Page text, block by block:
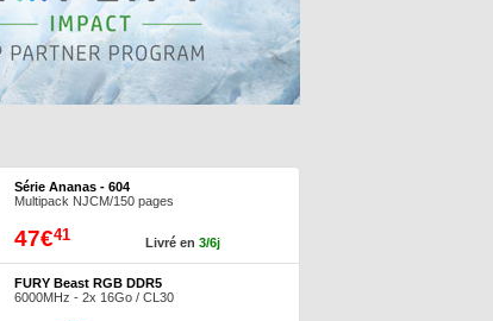
Série Ananas - 604
Multipack NJCM/150 pages
Livré en 3/6j
47€41
FURY Beast RGB DDR5
6000MHz - 2x 16Go / CL30